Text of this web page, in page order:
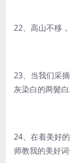
22、高山不移
23、当我们采
灰染白的两鬓
24、在着美好
师教我的美好